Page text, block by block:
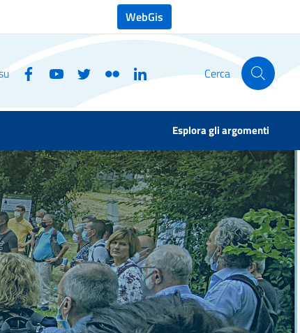
WebGis
Cerca
Esplora gli argomenti